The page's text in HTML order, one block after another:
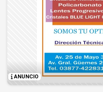
ANUNCIO